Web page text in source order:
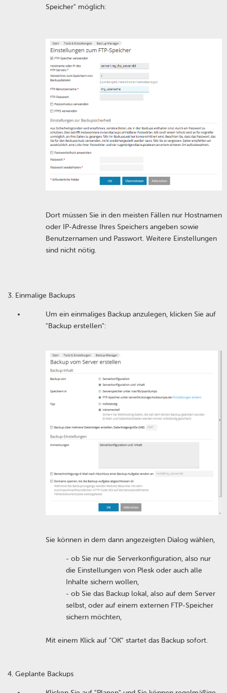
Speicher" möglich:
Dort müssen Sie in den meisten Fällen nur Hostnamen
oder IP-Adresse Ihres Speichers angeben sowie
Benutzernamen und Passwort. Weitere Einstellungen
sind nicht nötig.
Einmalige Backups
Um ein einmaliges Backup anzulegen, klicken Sie auf
"Backup erstellen":
Sie können in dem dann angezeigten Dialog wählen,
- ob Sie nur die Serverkonfiguration, also nur
die Einstellungen von Plesk oder auch alle
Inhalte sichern wollen,
- ob Sie das Backup lokal, also auf dem Server
selbst, oder auf einem externen FTP-Speicher
sichern möchten,
Mit einem Klick auf "OK" startet das Backup sofort.
Geplante Backups